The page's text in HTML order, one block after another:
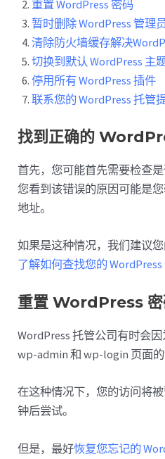
重置 WordPress 密码
暂时删除 WordPress 管理
清除防火墙缓存解决
切换到默认 WordPress 主
停用所有 WordPress 插件
联系您的 WordPress 托管
找到正确的
首先，您可能首先需要检查是
您看到该错误的原因可能是
地址。
如果是这种情况，我们建议
了解如何查找您的 WordPress
重置 WordPress 密
WordPress 托管公司有时会
wp-admin 和 wp-login 页面的
在这种情况下，您的访问将
钟后尝试。
但是，最好恢复您忘记的